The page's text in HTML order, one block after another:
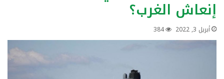
إنعاش الغرب؟
أبريل 3, 2022 384